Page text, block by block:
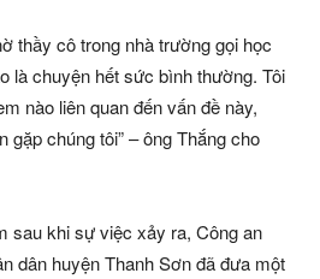
thầy cô trong nhà trường gọi học
là chuyện hết sức bình thường. Tôi
nào liên quan đến vấn đề này,
gặp chúng tôi” – ông Thắng cho
sau khi sự việc xảy ra, Công an
dân huyện Thanh Sơn đã đưa một